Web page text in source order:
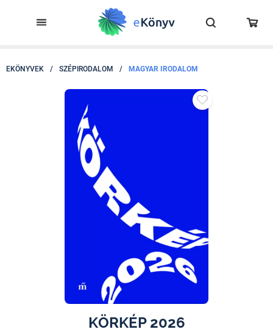
EKÖNYVEK / SZÉPIRODALOM / MAGYAR IRODALOM
KÖRKÉP 2026